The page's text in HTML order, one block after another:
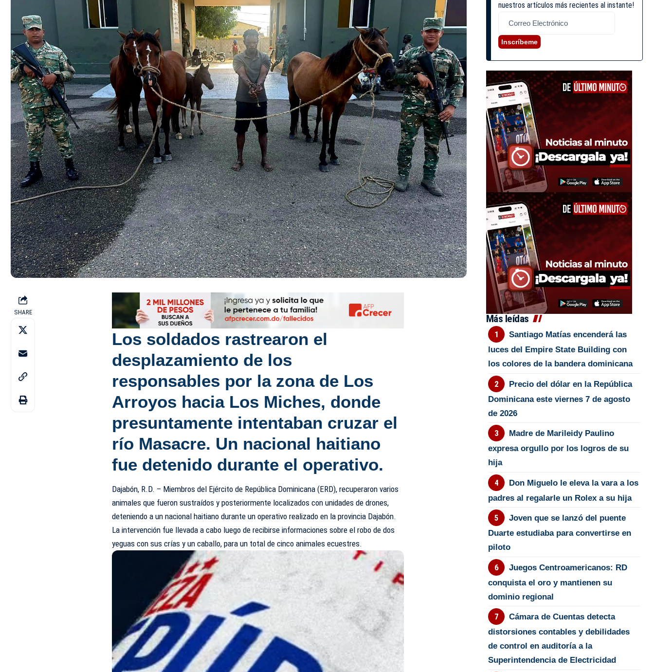
SHARE
Los soldados rastrearon el
desplazamiento de los
responsables por la zona de Los
Arroyos hacia Los Miches, donde
presuntamente intentaban cruzar el
río Masacre. Un nacional haitiano
fue detenido durante el operativo.
Dajabón, R.D. – Miembros del Ejército de República Dominicana (ERD), recuperaron varios
animales que fueron sustraídos y posteriormente localizados con unidades de drones,
deteniendo a un nacional haitiano durante un operativo realizado en la provincia Dajabón.
La intervención fue llevada a cabo luego de recibirse informaciones sobre el robo de dos
yeguas con sus crías y un caballo, para un total de cinco animales ecuestres.
nuestros artículos más recientes al instante!
Inscríbeme
Más leídas
Santiago Matías encenderá las
luces del Empire State Building con
los colores de la bandera dominicana
Precio del dólar en la República
Dominicana este viernes 7 de agosto
de 2026
Madre de Marileidy Paulino
expresa orgullo por los logros de su
hija
Don Miguelo le eleva la vara a los
padres al regalarle un Rolex a su hija
Joven que se lanzó del puente
Duarte estudiaba para convertirse en
piloto
Juegos Centroamericanos: RD
conquista el oro y mantienen su
dominio regional
Cámara de Cuentas detecta
distorsiones contables y debilidades
de control en auditoría a la
Superintendencia de Electricidad